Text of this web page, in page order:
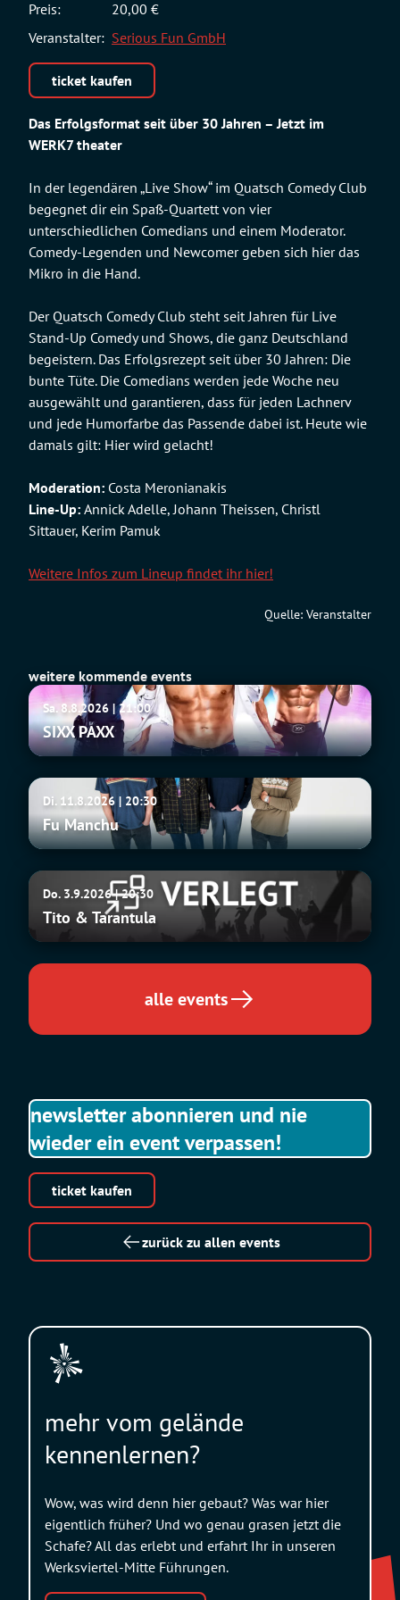
Das Erfolgsformat seit über 30 Jahren – Jetzt im
WERK7 theater
In der legendären „Live Show“ im Quatsch Comedy Club
begegnet dir ein Spaß-Quartett von vier
unterschiedlichen Comedians und einem Moderator.
Comedy-Legenden und Newcomer geben sich hier das
Mikro in die Hand.
Der Quatsch Comedy Club steht seit Jahren für Live
Stand-Up Comedy und Shows, die ganz Deutschland
begeistern. Das Erfolgsrezept seit über 30 Jahren: Die
bunte Tüte. Die Comedians werden jede Woche neu
ausgewählt und garantieren, dass für jeden Lachnerv
und jede Humorfarbe das Passende dabei ist. Heute wie
damals gilt: Hier wird gelacht!
Moderation: Costa Meronianakis
Line-Up: Annick Adelle, Johann Theissen, Christl
Sittauer, Kerim Pamuk
Weitere Infos zum Lineup findet ihr hier!
Quelle: Veranstalter
weitere kommende events
SIXX
PAXXSa. 8.8.2026 | 21:00
SIXX PAXX
Fu
Manchu
Di. 11.8.2026 | 20:30
Fu Manchu
Tito
Tarantula
Do. 3.9.2026 | 20:30
Tito & Tarantula
alle events
newsletter abonnieren und nie
wieder ein event verpassen!
ticket kaufen
zurück zu allen events
Preis:
20,00 €
Veranstalter: Serious Fun GmbH
ticket kaufen
mehr vom gelände
kennenlernen?
Wow, was wird denn hier gebaut? Was war hier
eigentlich früher? Und wo genau grasen jetzt die
Schafe? All das erlebt und erfahrt Ihr in unseren
Werksviertel-Mitte Führungen.